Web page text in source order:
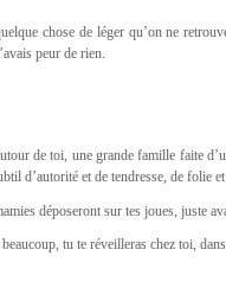
chose de léger qu’on ne
peur de rien.
de toi, une grande famille faite
d’autorité et de tendresse, de folie
déposeront sur tes joues, juste
tu te réveilleras chez toi,